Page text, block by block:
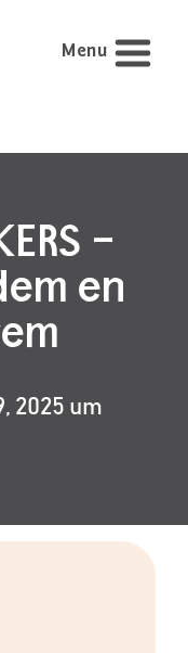
Menu
–
en
2025 um